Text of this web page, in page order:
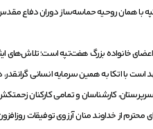
با همان روحیه حماسه‌ساز دوران دفاع
بزرگ هفت‌تپه است؛ تلاش‌های
اتکا به همین سرمایه انسانی گرانقدر، در
سرپرستان، کارشناسان و تمامی
محترم از خداوند منان آرزوی توفیقات